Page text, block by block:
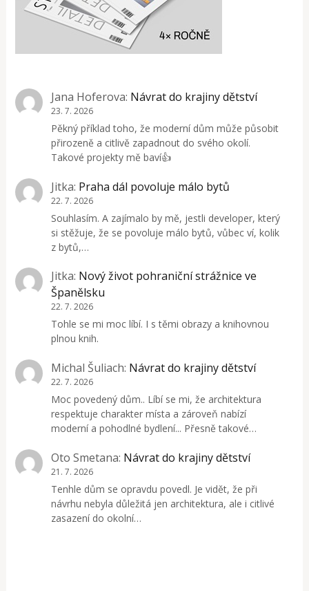
Jana Hoferova: Návrat do krajiny dětství
23. 7. 2026
Pěkný příklad toho, že moderní dům může působit
přirozeně a citlivě zapadnout do svého okolí.
Takové projekty mě baví👍
Jitka: Praha dál povoluje málo bytů
22. 7. 2026
Souhlasím. A zajímalo by mě, jestli developer, který
si stěžuje, že se povoluje málo bytů, vůbec ví, kolik
z bytů,…
Jitka: Nový život pohraniční strážnice ve
Španělsku
22. 7. 2026
Tohle se mi moc líbí. I s těmi obrazy a knihovnou
plnou knih.
Michal Šuliach: Návrat do krajiny dětství
22. 7. 2026
Moc povedený dům.. Líbí se mi, že architektura
respektuje charakter místa a zároveň nabízí
moderní a pohodlné bydlení... Přesně takové…
Oto Smetana: Návrat do krajiny dětství
21. 7. 2026
Tenhle dům se opravdu povedl. Je vidět, že při
návrhu nebyla důležitá jen architektura, ale i citlivé
zasazení do okolní…